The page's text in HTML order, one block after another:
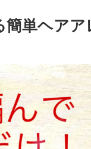
簡単ヘア